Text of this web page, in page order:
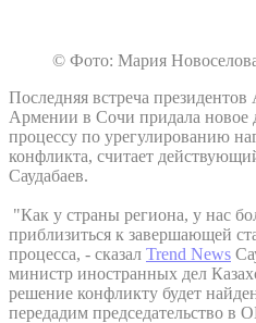
© Фото: Мария
Последняя встреча
Армении в Сочи придала новое
процессу по урегулированию
конфликта, считает
Саудабаев.
"Как у страны региона, у нас
приблизиться к завершающей
процесса, - сказал Trend News
министр иностранных дел
решение конфликту будет
передадим председательство в